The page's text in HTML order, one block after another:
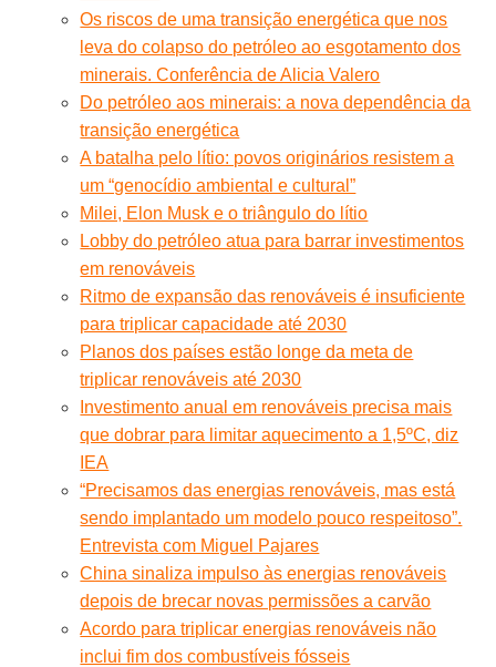
Os riscos de uma transição energética que nos
leva do colapso do petróleo ao esgotamento dos
minerais. Conferência de Alicia Valero
Do petróleo aos minerais: a nova dependência da
transição energética
A batalha pelo lítio: povos originários resistem a
um “genocídio ambiental e cultural”
Milei, Elon Musk e o triângulo do lítio
Lobby do petróleo atua para barrar investimentos
em renováveis
Ritmo de expansão das renováveis é insuficiente
para triplicar capacidade até 2030
Planos dos países estão longe da meta de
triplicar renováveis até 2030
Investimento anual em renováveis precisa mais
que dobrar para limitar aquecimento a 1,5ºC, diz
IEA
“Precisamos das energias renováveis, mas está
sendo implantado um modelo pouco respeitoso”.
Entrevista com Miguel Pajares
China sinaliza impulso às energias renováveis
depois de brecar novas permissões a carvão
Acordo para triplicar energias renováveis não
inclui fim dos combustíveis fósseis